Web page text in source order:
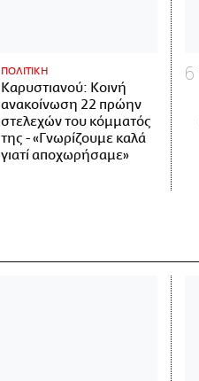
ΠΟΛΙΤΙΚΗ
Καρυστιανού: Κοινή
ανακοίνωση 22 πρώην
στελεχών του κόμματός
της - «Γνωρίζουμε καλά
γιατί αποχωρήσαμε»